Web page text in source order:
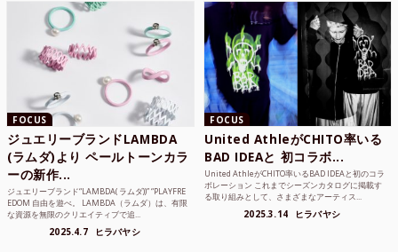
FOCUS
ジュエリーブランドLAMBDA
(ラムダ)より ペールトーンカラ
ーの新作...
ジュエリーブランド“LAMBDA( ラムダ))” “PLAYFRE
EDOM 自由を遊べ。 LAMBDA（ラムダ）は、有限
な資源を無限のクリエイティブで追...
2025.4.7 ヒラバヤシ
FOCUS
United AthleがCHITO率いる
BAD IDEAと 初コラボ...
United AthleがCHITO率いるBAD IDEAと初のコラ
ボレーション これまでシーズンカタログに掲載す
る取り組みとして、さまざまなアーティス...
2025.3.14 ヒラバヤシ